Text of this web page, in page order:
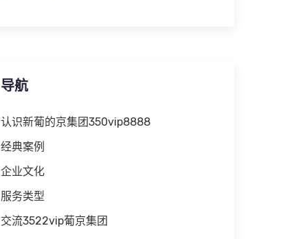
导航
认识新葡的京集团350vip8888
经典案例
企业文化
服务类型
交流3522vip葡京集团